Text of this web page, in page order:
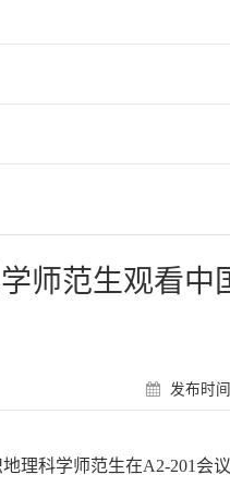
师范生观看
发布时
理科学师范生在A2-201会